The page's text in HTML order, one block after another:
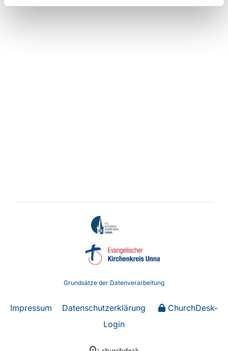
Grundsätze der Datenverarbeitung
Impressum Datenschutzerklärung
ChurchDesk-
Login